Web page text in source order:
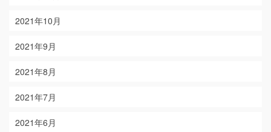
2021年10月
2021年9月
2021年8月
2021年7月
2021年6月